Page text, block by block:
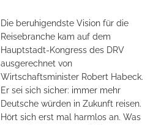
Die beruhigendste Vision für die
Reisebranche kam auf dem
Hauptstadt-Kongress des DRV
ausgerechnet von
Wirtschaftsminister Robert Habeck.
Er sei sich sicher: immer mehr
Deutsche würden in Zukunft reisen.
Hört sich erst mal harmlos an. Was